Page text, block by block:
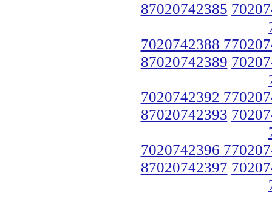
87020742385
7020742388
87020742389
7020742392
87020742393
7020742396
87020742397